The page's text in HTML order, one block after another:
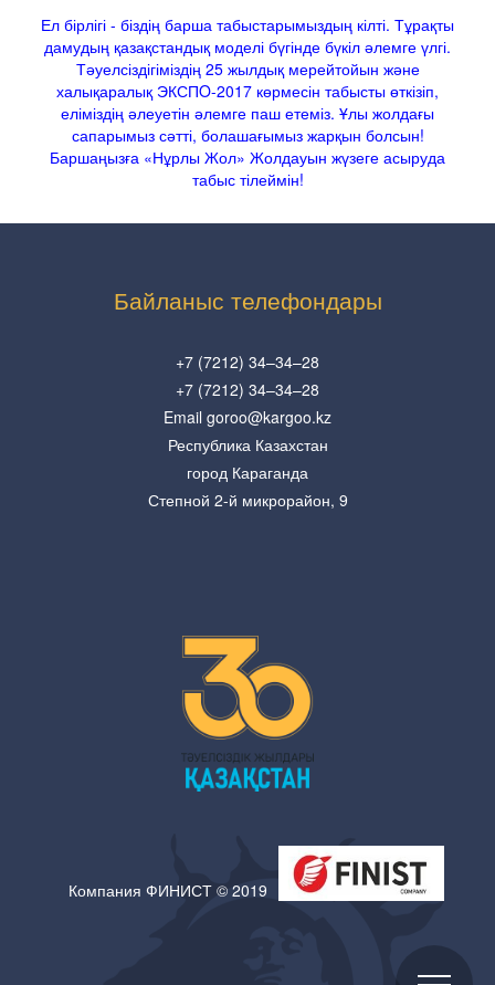
Ел бірлігі - біздің барша табыстарымыздың кілті. Тұрақты
дамудың қазақстандық моделі бүгінде бүкіл әлемге үлгі.
Тәуелсіздігіміздің 25 жылдық мерейтойын және
халықаралық ЭКСПO-2017 көрмесін табысты өткізіп,
еліміздің әлеуетін әлемге паш етеміз. Ұлы жолдағы
сапарымыз сәтті, болашағымыз жарқын болсын!
Баршаңызға «Нұрлы Жол» Жолдауын жүзеге асыруда
табыс тілеймін!
Байланыс телефондары
+7 (7212) 34–34–28
+7 (7212) 34–34–28
Email goroo@kargoo.kz
Республика Казахстан
город Караганда
Степной 2-й микрорайон, 9
Компания ФИНИСТ © 2019